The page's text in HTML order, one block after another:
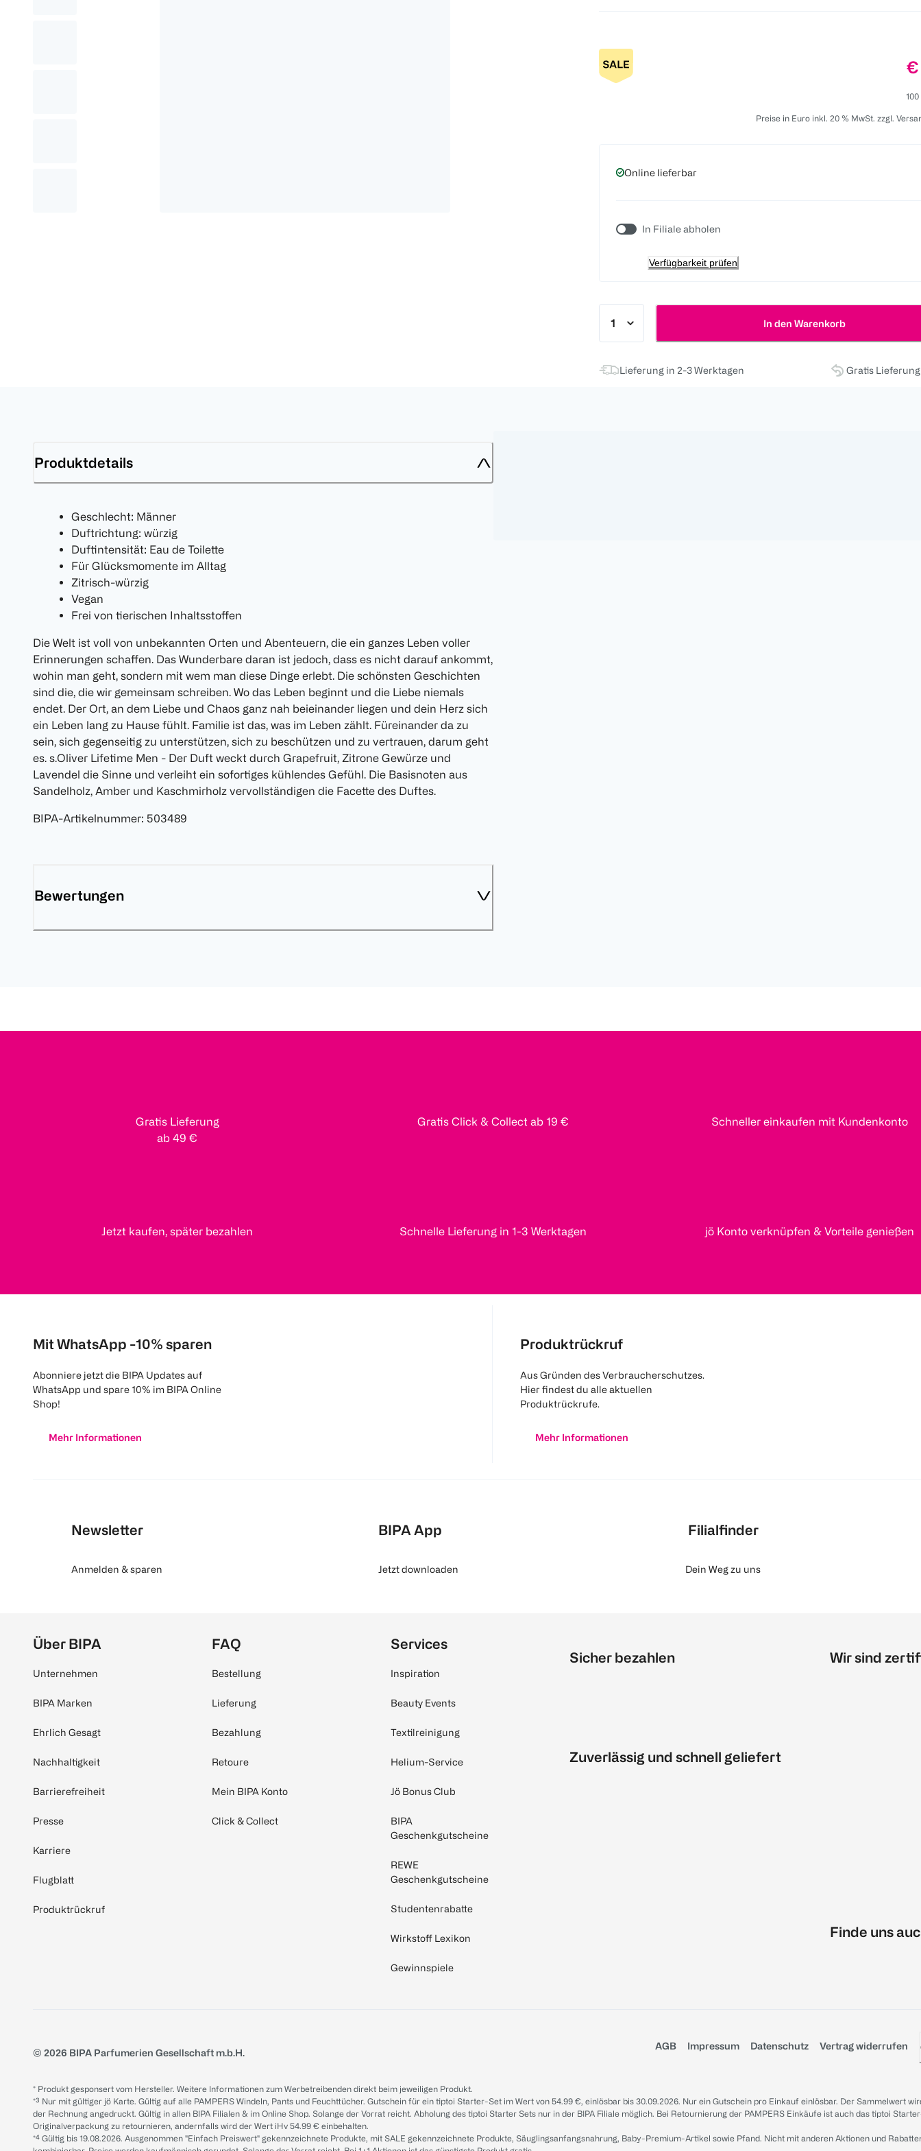
€
Preise in Euro inkl. 20 % MwSt. zzgl.
Online lieferbar
In Filiale abholen
Verfügbarkeit prüfen
In den Warenkorb
Lieferung in 2-3 Werktagen Gratis
Produktdetails
Geschlecht: Männer
Duftrichtung: würzig
Duftintensität: Eau de Toilette
Für Glücksmomente im Alltag
Zitrisch-würzig
Vegan
Frei von tierischen Inhaltsstoffen
Die Welt ist voll von unbekannten Orten und Abenteuern, die ein ganzes Leben voller
Erinnerungen schaffen. Das Wunderbare daran ist jedoch, dass es nicht darauf ankommt,
wohin man geht, sondern mit wem man diese Dinge erlebt. Die schönsten Geschichten
sind die, die wir gemeinsam schreiben. Wo das Leben beginnt und die Liebe niemals
endet. Der Ort, an dem Liebe und Chaos ganz nah beieinander liegen und dein Herz sich
ein Leben lang zu Hause fühlt. Familie ist das, was im Leben zählt. Füreinander da zu
sein, sich gegenseitig zu unterstützen, sich zu beschützen und zu vertrauen, darum geht
es. s.Oliver Lifetime Men - Der Duft weckt durch Grapefruit, Zitrone Gewürze und
Lavendel die Sinne und verleiht ein sofortiges kühlendes Gefühl. Die Basisnoten aus
Sandelholz, Amber und Kaschmirholz vervollständigen die Facette des Duftes.
BIPA-Artikelnummer: 503489
Bewertungen
Gratis Lieferung
ab 49 €
Gratis Click & Collect ab 19 € Schneller einkaufen mit Kundenkonto
Jetzt kaufen, später bezahlen Schnelle Lieferung in 1-3 Werktagen jö Konto verknüpfen & Vorteile genießen
Mit WhatsApp -10% sparen
Abonniere jetzt die BIPA Updates auf
WhatsApp und spare 10% im BIPA Online
Shop!
Mehr Informationen
Produktrückruf
Aus Gründen des Verbraucherschutzes.
Hier findest du alle aktuellen
Produktrückrufe.
Mehr Informationen
Newsletter
Anmelden & sparen
BIPA App
Jetzt downloaden
Filialfinder
Dein Weg zu uns
Über BIPA
Unternehmen
BIPA Marken
Ehrlich Gesagt
Nachhaltigkeit
Barrierefreiheit
Presse
Karriere
Flugblatt
Produktrückruf
FAQ
Bestellung
Lieferung
Bezahlung
Retoure
Mein BIPA Konto
Click & Collect
Services
Inspiration
Beauty Events
Textilreinigung
Helium-Service
Jö Bonus Club
BIPA
Geschenkgutscheine
REWE
Geschenkgutscheine
Studentenrabatte
Wirkstoff Lexikon
Gewinnspiele
Sicher bezahlen
Zuverlässig und schnell geliefert
Wir sind
Finde uns
© 2026 BIPA Parfumerien Gesellschaft m.b.H.
AGB Impressum Datenschutz Vertrag widerrufen
* Produkt gesponsert vom Hersteller. Weitere Informationen zum Werbetreibenden direkt beim jeweiligen Produkt.
*³ Nur mit gültiger jö Karte. Gültig auf alle PAMPERS Windeln, Pants und Feuchttücher. Gutschein für ein tiptoi Starter-Set im Wert von 54.99 €, einlösbar bis 30.09.2026. Nur ein Gutschein pro Einkauf einlösbar. Der Sammelwert
der Rechnung angedruckt. Gültig in allen BIPA Filialen & im Online Shop. Solange der Vorrat reicht. Abholung des tiptoi Starter Sets nur in der BIPA Filiale möglich. Bei Retournierung der PAMPERS Einkäufe ist auch das tiptoi
Originalverpackung zu retournieren, andernfalls wird der Wert iHv 54.99 € einbehalten.
*⁴ Gültig bis 19.08.2026. Ausgenommen "Einfach Preiswert" gekennzeichnete Produkte, mit SALE gekennzeichnete Produkte, Säuglingsanfangsnahrung, Baby-Premium-Artikel sowie Pfand. Nicht mit anderen Aktionen und